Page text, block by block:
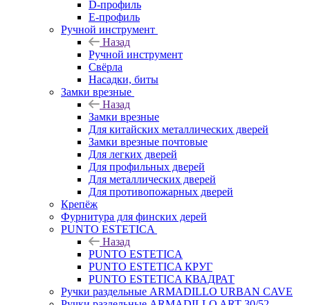
D-профиль
Е-профиль
Ручной инструмент
Назад
Ручной инструмент
Свёрла
Насадки, биты
Замки врезные
Назад
Замки врезные
Для китайских металлических дверей
Замки врезные почтовые
Для легких дверей
Для профильных дверей
Для металлических дверей
Для противопожарных дверей
Крепёж
Фурнитура для финских дерей
PUNTO ESTETICA
Назад
PUNTO ESTETICA
PUNTO ESTETICA КРУГ
PUNTO ESTETICA КВАДРАТ
Ручки раздельные ARMADILLO URBAN CAVE